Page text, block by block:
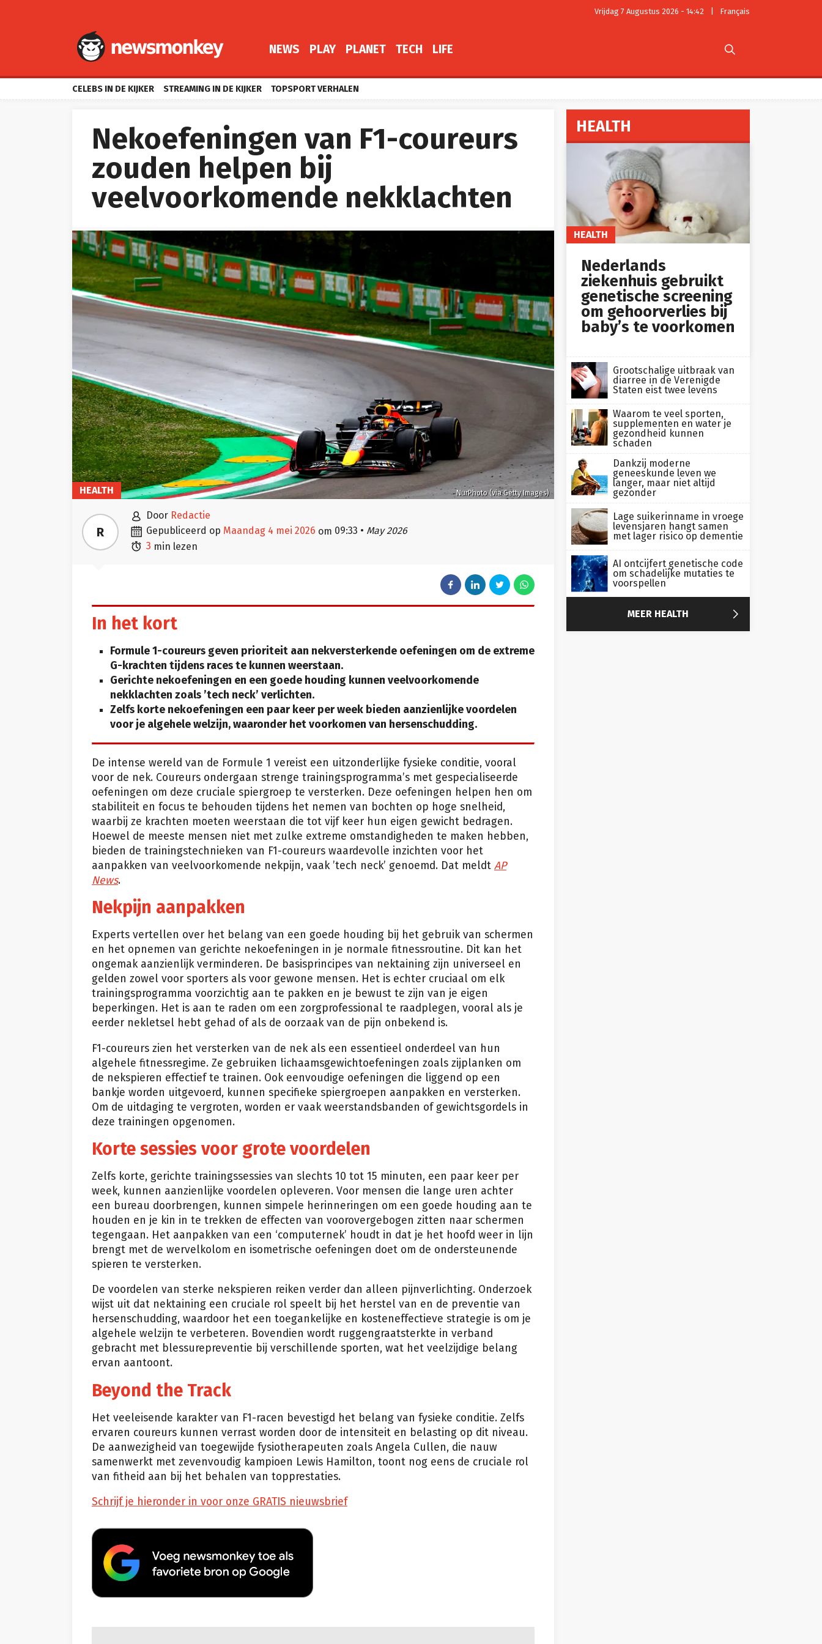
Vrijdag 7 Augustus 2026 - 14:42 Français
NEWS PLAY PLANET TECH LIFE 
CELEBS IN DE KIJKER STREAMING IN DE KIJKER TOPSPORT VERHALEN
Nekoefeningen van F1-coureurs
zouden helpen bij
veelvoorkomende nekklachten
NurPhoto (via Getty Images)
HEALTH
R
 door Redactie
 gepubliceerd op maandag 4 mei 2026 om 09:33 • May 2026
 3 min lezen
In het kort
Formule 1-coureurs geven prioriteit aan nekversterkende oefeningen om de extreme
G-krachten tijdens races te kunnen weerstaan.
Gerichte nekoefeningen en een goede houding kunnen veelvoorkomende
nekklachten zoals ’tech neck’ verlichten.
Zelfs korte nekoefeningen een paar keer per week bieden aanzienlijke voordelen
voor je algehele welzijn, waaronder het voorkomen van hersenschudding.
De intense wereld van de Formule 1 vereist een uitzonderlijke fysieke conditie, vooral
voor de nek. Coureurs ondergaan strenge trainingsprogramma’s met gespecialiseerde
oefeningen om deze cruciale spiergroep te versterken. Deze oefeningen helpen hen om
stabiliteit en focus te behouden tijdens het nemen van bochten op hoge snelheid,
waarbij ze krachten moeten weerstaan die tot vijf keer hun eigen gewicht bedragen.
Hoewel de meeste mensen niet met zulke extreme omstandigheden te maken hebben,
bieden de trainingstechnieken van F1-coureurs waardevolle inzichten voor het
aanpakken van veelvoorkomende nekpijn, vaak ’tech neck’ genoemd. Dat meldt AP
News.
Nekpijn aanpakken
Experts vertellen over het belang van een goede houding bij het gebruik van schermen
en het opnemen van gerichte nekoefeningen in je normale fitnessroutine. Dit kan het
ongemak aanzienlijk verminderen. De basisprincipes van nektaining zijn universeel en
gelden zowel voor sporters als voor gewone mensen. Het is echter cruciaal om elk
trainingsprogramma voorzichtig aan te pakken en je bewust te zijn van je eigen
beperkingen. Het is aan te raden om een zorgprofessional te raadplegen, vooral als je
eerder nekletsel hebt gehad of als de oorzaak van de pijn onbekend is.
F1-coureurs zien het versterken van de nek als een essentieel onderdeel van hun
algehele fitnessregime. Ze gebruiken lichaamsgewichtoefeningen zoals zijplanken om
de nekspieren effectief te trainen. Ook eenvoudige oefeningen die liggend op een
bankje worden uitgevoerd, kunnen specifieke spiergroepen aanpakken en versterken.
Om de uitdaging te vergroten, worden er vaak weerstandsbanden of gewichtsgordels in
deze trainingen opgenomen.
Korte sessies voor grote voordelen
Zelfs korte, gerichte trainingssessies van slechts 10 tot 15 minuten, een paar keer per
week, kunnen aanzienlijke voordelen opleveren. Voor mensen die lange uren achter
een bureau doorbrengen, kunnen simpele herinneringen om een goede houding aan te
houden en je kin in te trekken de effecten van voorovergebogen zitten naar schermen
tegengaan. Het aanpakken van een ‘computernek’ houdt in dat je het hoofd weer in lijn
brengt met de wervelkolom en isometrische oefeningen doet om de ondersteunende
spieren te versterken.
De voordelen van sterke nekspieren reiken verder dan alleen pijnverlichting. Onderzoek
wijst uit dat nektaining een cruciale rol speelt bij het herstel van en de preventie van
hersenschudding, waardoor het een toegankelijke en kosteneffectieve strategie is om je
algehele welzijn te verbeteren. Bovendien wordt ruggengraatsterkte in verband
gebracht met blessurepreventie bij verschillende sporten, wat het veelzijdige belang
ervan aantoont.
Beyond the Track
Het veeleisende karakter van F1-racen bevestigd het belang van fysieke conditie. Zelfs
ervaren coureurs kunnen verrast worden door de intensiteit en belasting op dit niveau.
De aanwezigheid van toegewijde fysiotherapeuten zoals Angela Cullen, die nauw
samenwerkt met zevenvoudig kampioen Lewis Hamilton, toont nog eens de cruciale rol
van fitheid aan bij het behalen van topprestaties.
Schrijf je hieronder in voor onze GRATIS nieuwsbrief
HEALTH
HEALTH
Nederlands
ziekenhuis gebruikt
genetische screening
om gehoorverlies bij
baby’s te voorkomen
Grootschalige uitbraak van
diarree in de Verenigde
Staten eist twee levens
Waarom te veel sporten,
supplementen en water je
gezondheid kunnen
schaden
Dankzij moderne
geneeskunde leven we
langer, maar niet altijd
gezonder
Lage suikerinname in vroege
levensjaren hangt samen
met lager risico op dementie
AI ontcijfert genetische code
om schadelijke mutaties te
voorspellen
MEER HEALTH 